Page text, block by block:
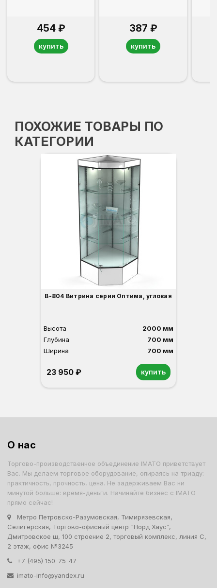
454 ₽
купить
387 ₽
купить
ПОХОЖИЕ ТОВАРЫ ПО
КАТЕГОРИИ
В-804 Витрина серии Оптима, угловая
Высота
2000 мм
Глубина
700 мм
Ширина
700 мм
23 950 ₽ купить
О нас
Торгово-производственное объединение IMATO приветствует
Вас. Мы делаем торговое оборудование, опираясь на триаду:
практичность, прочность, цена. Не задерживаем Вас ни
минутой больше: время-деньги. Начинайте бизнес с IMATO
прямо сейчас!
Метро Петровско-Разумовская, Тимирязевская,
Селигерская, Торгово-офисный центр "Норд Хаус",
Дмитровское ш, 100 строение 2, торговый комплекс, линия С,
2 этаж, офис №3245
+7 (495) 150-75-47
imato-info@yandex.ru